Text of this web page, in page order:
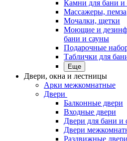
Камни для бани и
Массажеры, пемза
Мочалки, щетки
Моющие и
бани и сауны
Подарочные
Таблички для
Еще
Двери, окна и лестницы
Арки межкомнатные
Двери
Балконные двери
Входные двери
Двери для бани и
Двери
Раздвижные